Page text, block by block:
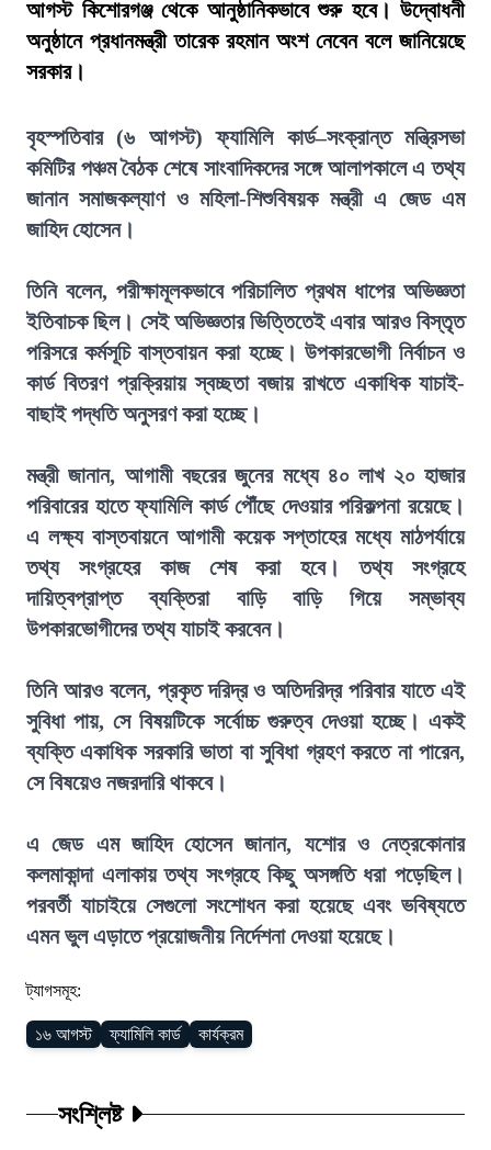
আগস্ট কিশোরগঞ্জ থেকে আনুষ্ঠানিকভাবে শুরু হবে। উদ্বোধনী
অনুষ্ঠানে প্রধানমন্ত্রী তারেক রহমান অংশ নেবেন বলে জানিয়েছে
সরকার।
বৃহস্পতিবার (৬ আগস্ট) ফ্যামিলি কার্ড–সংক্রান্ত মন্ত্রিসভা
কমিটির পঞ্চম বৈঠক শেষে সাংবাদিকদের সঙ্গে আলাপকালে এ তথ্য
জানান সমাজকল্যাণ ও মহিলা-শিশুবিষয়ক মন্ত্রী এ জেড এম
জাহিদ হোসেন।
তিনি বলেন, পরীক্ষামূলকভাবে পরিচালিত প্রথম ধাপের অভিজ্ঞতা
ইতিবাচক ছিল। সেই অভিজ্ঞতার ভিত্তিতেই এবার আরও বিস্তৃত
পরিসরে কর্মসূচি বাস্তবায়ন করা হচ্ছে। উপকারভোগী নির্বাচন ও
কার্ড বিতরণ প্রক্রিয়ায় স্বচ্ছতা বজায় রাখতে একাধিক যাচাই-
বাছাই পদ্ধতি অনুসরণ করা হচ্ছে।
মন্ত্রী জানান, আগামী বছরের জুনের মধ্যে ৪০ লাখ ২০ হাজার
পরিবারের হাতে ফ্যামিলি কার্ড পৌঁছে দেওয়ার পরিকল্পনা রয়েছে।
এ লক্ষ্য বাস্তবায়নে আগামী কয়েক সপ্তাহের মধ্যে মাঠপর্যায়ে
তথ্য সংগ্রহের কাজ শেষ করা হবে। তথ্য সংগ্রহে
দায়িত্বপ্রাপ্ত ব্যক্তিরা বাড়ি বাড়ি গিয়ে সম্ভাব্য
উপকারভোগীদের তথ্য যাচাই করবেন।
তিনি আরও বলেন, প্রকৃত দরিদ্র ও অতিদরিদ্র পরিবার যাতে এই
সুবিধা পায়, সে বিষয়টিকে সর্বোচ্চ গুরুত্ব দেওয়া হচ্ছে। একই
ব্যক্তি একাধিক সরকারি ভাতা বা সুবিধা গ্রহণ করতে না পারেন,
সে বিষয়েও নজরদারি থাকবে।
এ জেড এম জাহিদ হোসেন জানান, যশোর ও নেত্রকোনার
কলমাকান্দা এলাকায় তথ্য সংগ্রহে কিছু অসঙ্গতি ধরা পড়েছিল।
পরবর্তী যাচাইয়ে সেগুলো সংশোধন করা হয়েছে এবং ভবিষ্যতে
এমন ভুল এড়াতে প্রয়োজনীয় নির্দেশনা দেওয়া হয়েছে।
ট্যাগসমূহ:
১৬ আগস্ট ফ্যামিলি কার্ড কার্যক্রম
সংশ্লিষ্ট